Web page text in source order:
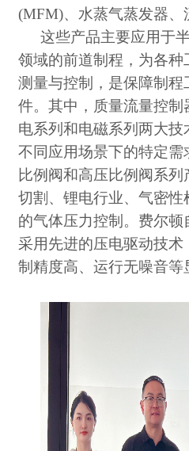
(MFM)、水蒸气蒸发器、
这些产品主要应用于
领域的前道制程，为各
测量与控制，是保障制
件。其中，质量流量控
电系列和电磁系列两大
不同应用场景下的特定
比例阀和高压比例阀系
切割、锂电行业、气密
的气体压力控制。费尔顿
采用先进的压电驱动技
制精度高、运行无噪音等